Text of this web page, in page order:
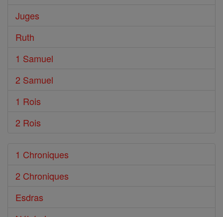
Juges
Ruth
1 Samuel
2 Samuel
1 Rois
2 Rois
1 Chroniques
2 Chroniques
Esdras